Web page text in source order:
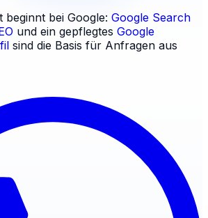
beginnt bei Google: Google Search
und ein gepflegtes Google
sind die Basis für Anfragen aus